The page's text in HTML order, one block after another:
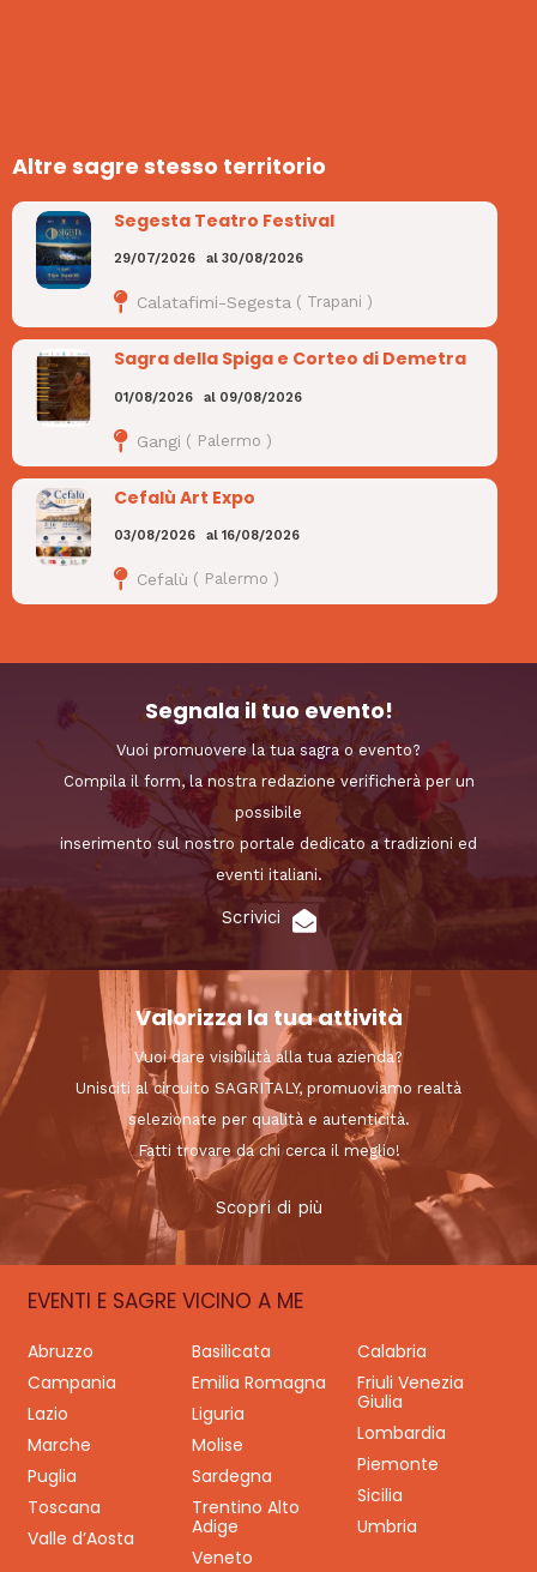
Altre sagre stesso territorio
Segesta Teatro Festival
29/07/2026 al30/08/2026
Calatafimi-Segesta ( Trapani )
Sagra della Spiga e Corteo di Demetra
01/08/2026 al 09/08/2026
Gangi ( Palermo )
Cefalù Art Expo
03/08/2026 al16/08/2026
Cefalù ( Palermo )
Segnala il tuo evento!
Vuoi promuovere la tua sagra o evento?
Compila il form, la nostra redazione verificherà per un
possibile
inserimento sul nostro portale dedicato a tradizioni ed
eventi italiani.
Scrivici
Valorizza la tua attività
Vuoi dare visibilità alla tua azienda?
Unisciti al circuito SAGRITALY, promuoviamo realtà
selezionate per qualità e autenticità.
Fatti trovare da chi cerca il meglio!
Scopri di più
EVENTI E SAGRE VICINO A ME
Abruzzo Basilicata
Calabria
Campania
Emilia Romagna
Friuli Venezia
Giulia
Lazio
Liguria
Lombardia
Marche
Molise
Piemonte
Puglia
Sardegna
Sicilia
Toscana
Trentino Alto
Adige
Umbria
Valle d’Aosta
Veneto